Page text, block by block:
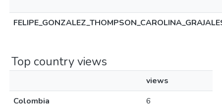
Top country views
views
Colombia
6